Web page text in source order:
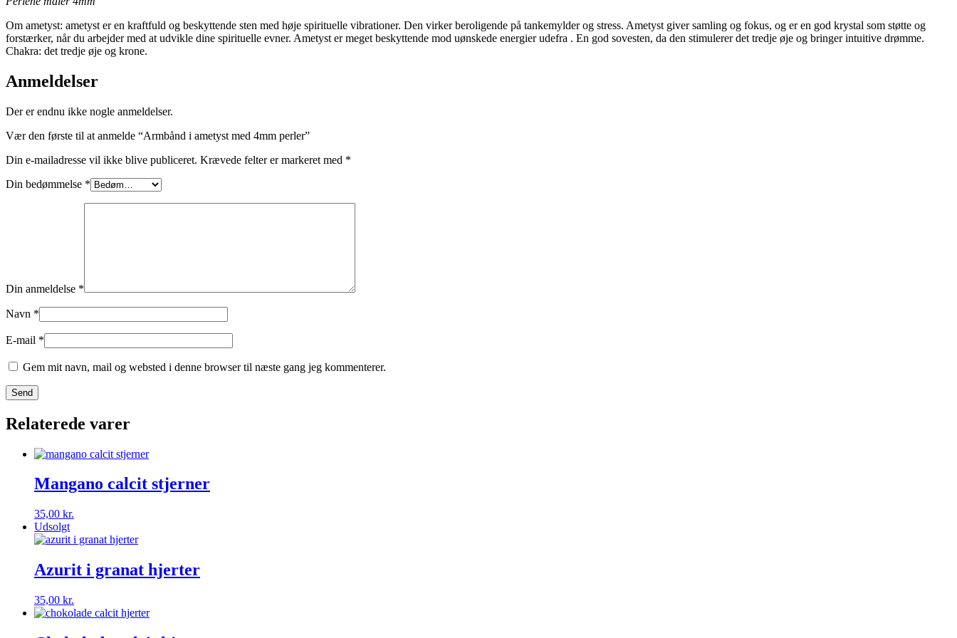
Om ametyst: ametyst er en kraftfuld og beskyttende sten med høje spirituelle vibrationer. Den virker beroligende på tankemylder og stress. Ametyst giver samling og fokus, og er en god krystal som støtte og
forstærker, når du arbejder med at udvikle dine spirituelle evner. Ametyst er meget beskyttende mod uønskede energier udefra . En god sovesten, da den stimulerer det tredje øje og bringer intuitive drømme.
Chakra: det tredje øje og krone.
Anmeldelser
Der er endnu ikke nogle anmeldelser.
Vær den første til at anmelde “Armbånd i ametyst med 4mm perler”
Din e-mailadresse vil ikke blive publiceret. Krævede felter er markeret med *
Din bedømmelse *
Din anmeldelse *
Navn *
E-mail *
Gem mit navn, mail og websted i denne browser til næste gang jeg kommenterer.
Relaterede varer
Mangano calcit stjerner
35,00 kr.
Udsolgt
Azurit i granat hjerter
35,00 kr.